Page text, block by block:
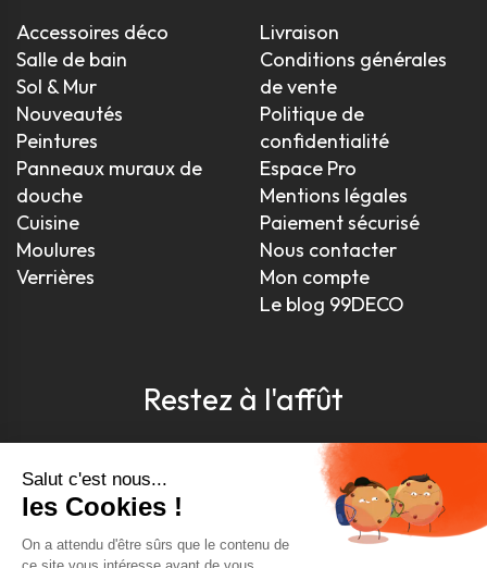
Accessoires déco
Salle de bain
Sol & Mur
Nouveautés
Peintures
Panneaux muraux de
douche
Cuisine
Moulures
Verrières
Livraison
Conditions générales
de vente
Politique de
confidentialité
Espace Pro
Mentions légales
Paiement sécurisé
Nous contacter
Mon compte
Le blog 99DECO
Restez à l'affût
Pour être toujours au courant, inscrivez-vous à
notre newsletter